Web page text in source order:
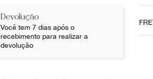
Devolução
Você tem 7 dias após o
recebimento para realizar a
devolução
P